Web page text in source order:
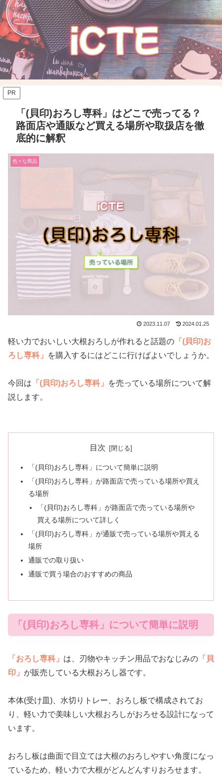
PR
「(貝印)おろし専科」はどこで売ってる？
路面店や通販など買える場所や取扱店を徹
底的に解釈
色々な商品
2023.11.07 2024.01.25
軽い力でおいしい大根おろしが作れると話題の 「(貝印)お
ろし専科」
を購入するにはどこに行けばよいでしょうか。
今回は 「(貝印)おろし専科」
を売っている場所について解
説します。
目次
「(貝印)おろし専科」について簡単に説明
「(貝印)おろし専科」が路面店で売っている場所や買え
る場所
「(貝印)おろし専科」が路面店で売っている場所や
買える場所について詳しく
「(貝印)おろし専科」が通販で売っている場所や買える
場所
通販での取り扱い
通販で買う場合のおすすめの商品
「(貝印)おろし専科」について簡単に説明
「おろし専科」 は、刃物やキッチン用品でおなじみの 「貝
印」 が販売している大根おろし器です。
本体(受け皿)、水切りトレー、おろし板で構成されてお
り、軽い力で美味しい大根おろしがおろせる設計になって
います。
おろし板は曲面で目立ては大根のおろしやすい角度になっ
ているため、軽い力で大根がどんどんすりおろせます。